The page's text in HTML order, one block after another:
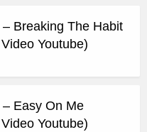
Breaking The Habit
Youtube)
Easy On Me
Youtube)